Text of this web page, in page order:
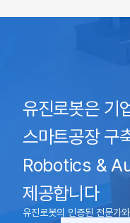
유진로봇은 기
스마트공장 구
Robotics &
제공합니다
유진로봇의 인증된 전문가